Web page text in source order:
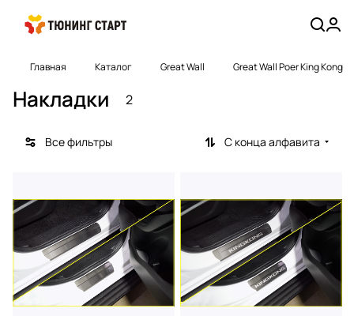
Главная Каталог Great Wall Great Wall Poer King Kong
Накладки 2
Все фильтры С конца алфавита